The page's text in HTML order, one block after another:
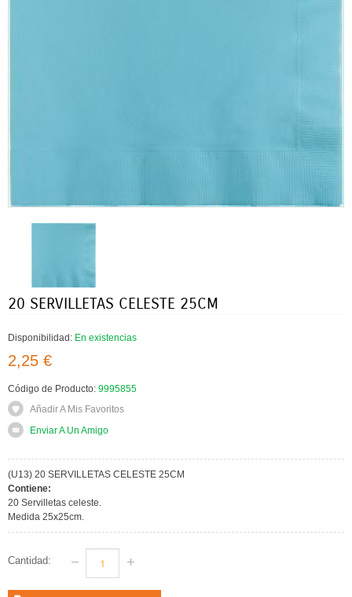
20 SERVILLETAS CELESTE 25CM
Disponibilidad: En existencias
2,25 €
Código de Producto: 9995855
Añadir A Mis Favoritos
Enviar A Un Amigo
(U13) 20 SERVILLETAS CELESTE 25CM
Contiene:
20 Servilletas celeste.
Medida 25x25cm.
Cantidad: